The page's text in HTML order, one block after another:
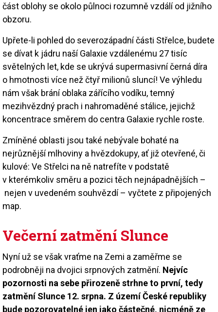
část oblohy se okolo půlnoci rozumně vzdálí od jižního
obzoru.
Upřete-li pohled do severozápadní části Střelce, budete
se dívat k jádru naší Galaxie vzdálenému 27 tisíc
světelných let, kde se ukrývá supermasivní černá díra
o hmotnosti více než čtyř milionů sluncí! Ve výhledu
nám však brání oblaka zářícího vodíku, temný
mezihvězdný prach i nahromaděné stálice, jejichž
koncentrace směrem do centra Galaxie rychle roste.
Zmíněné oblasti jsou také nebývale bohaté na
nejrůznější mlhoviny a hvězdokupy, ať již otevřené, či
kulové: Ve Střelci na ně natrefíte v podstatě
v kterémkoliv směru a pozici těch nejnápadnějších –
nejen v uvedeném souhvězdí – vyčtete z připojených
map.
Večerní zatmění Slunce
Nyní už se však vraťme na Zemi a zaměřme se
podrobněji na dvojici srpnových zatmění. Nejvíc
pozornosti na sebe přirozeně strhne to první, tedy
zatmění Slunce 12. srpna. Z území České republiky
bude pozorovatelné jen jako částečné, nicméně ze